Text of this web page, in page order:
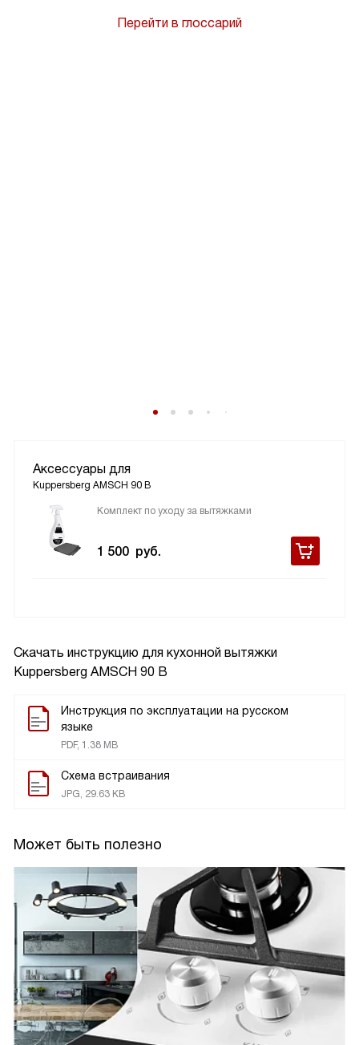
Скачать инструкцию для кухонной вытяжки
Kuppersberg AMSCH 90 B
Инструкция по эксплуатации на русском
языке
PDF, 1.38 MB
Схема встраивания
JPG, 29.63 KB
Может быть полезно
Перейти в глоссарий
Аксессуары для
Kuppersberg AMSCH 90 B
Комплект по уходу за вытяжками
1 500 руб.